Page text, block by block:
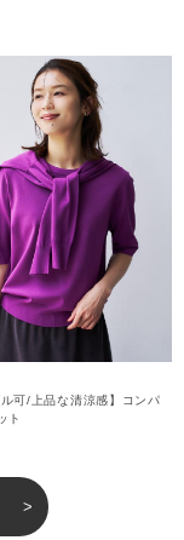
ル可/上品な清涼感】コンパ
ト